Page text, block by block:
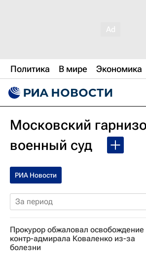
Политика В мире Экономика
Московский
военный суд
РИА Новости
За период
Прокурор обжаловал освобождение
контр-адмирала Коваленко из-за
болезни